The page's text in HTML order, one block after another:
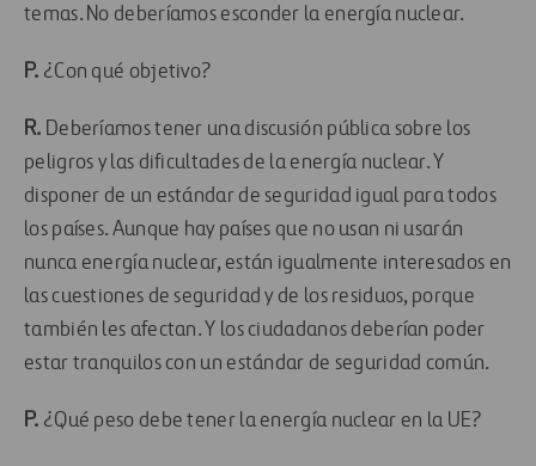
temas. No deberíamos esconder la energía nuclear.
P. ¿Con qué objetivo?
R. Deberíamos tener una discusión pública sobre los
peligros y las dificultades de la energía nuclear. Y
disponer de un estándar de seguridad igual para todos
los países. Aunque hay países que no usan ni usarán
nunca energía nuclear, están igualmente interesados en
las cuestiones de seguridad y de los residuos, porque
también les afectan. Y los ciudadanos deberían poder
estar tranquilos con un estándar de seguridad común.
P. ¿Qué peso debe tener la energía nuclear en la UE?